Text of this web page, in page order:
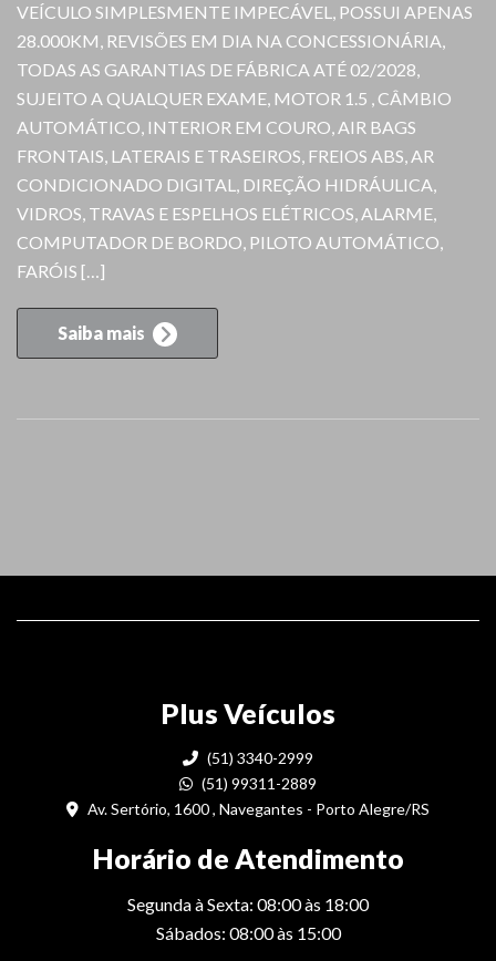
VEÍCULO SIMPLESMENTE IMPECÁVEL, POSSUI APENAS
28.000KM, REVISÕES EM DIA NA CONCESSIONÁRIA,
TODAS AS GARANTIAS DE FÁBRICA ATÉ 02/2028,
SUJEITO A QUALQUER EXAME, MOTOR 1.5 , CÂMBIO
AUTOMÁTICO, INTERIOR EM COURO, AIR BAGS
FRONTAIS, LATERAIS E TRASEIROS, FREIOS ABS, AR
CONDICIONADO DIGITAL, DIREÇÃO HIDRÁULICA,
VIDROS, TRAVAS E ESPELHOS ELÉTRICOS, ALARME,
COMPUTADOR DE BORDO, PILOTO AUTOMÁTICO,
FARÓIS […]
Saiba mais
Plus Veículos
(51) 3340-2999
(51) 99311-2889
Av. Sertório, 1600 , Navegantes - Porto Alegre/RS
Horário de Atendimento
Segunda à Sexta: 08:00 às 18:00
Sábados: 08:00 às 15:00